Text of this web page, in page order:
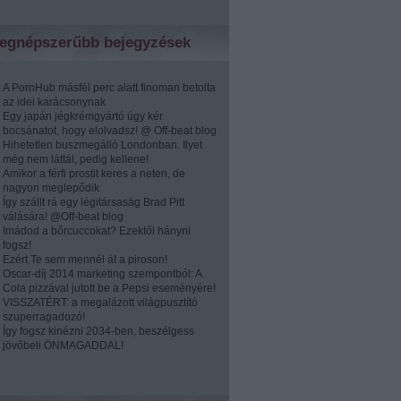
bejegyzések
A PornHub másfél perc alatt finoman betolta
az idei karácsonynak
Egy japán jégkrémgyártó úgy kér
bocsánatot, hogy elolvadsz! @ Off-beat blog
Hihetetlen buszmegálló Londonban. Ilyet
még nem láttál, pedig kellene!
Amikor a férfi prostit keres a neten, de
nagyon meglepődik
Így szállt rá egy légitársaság Brad Pitt
válására! @Off-beat blog
Imádod a bőrcuccokat? Ezektől hányni
fogsz!
Ezért Te sem mennél át a piroson!
Oscar-díj 2014 marketing szempontból: A
Cola pizzával jutott be a Pepsi eseményére!
VISSZATÉRT: a megalázott világpusztító
szuperragadozó!
Így fogsz kinézni 2034-ben, beszélgess
jövőbeli ÖNMAGADDAL!